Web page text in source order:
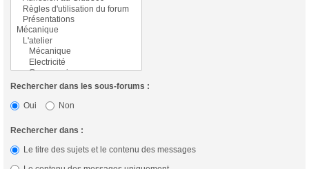
Rechercher dans les sous-forums :
Oui
Non
Rechercher dans :
Le titre des sujets et le contenu des messages